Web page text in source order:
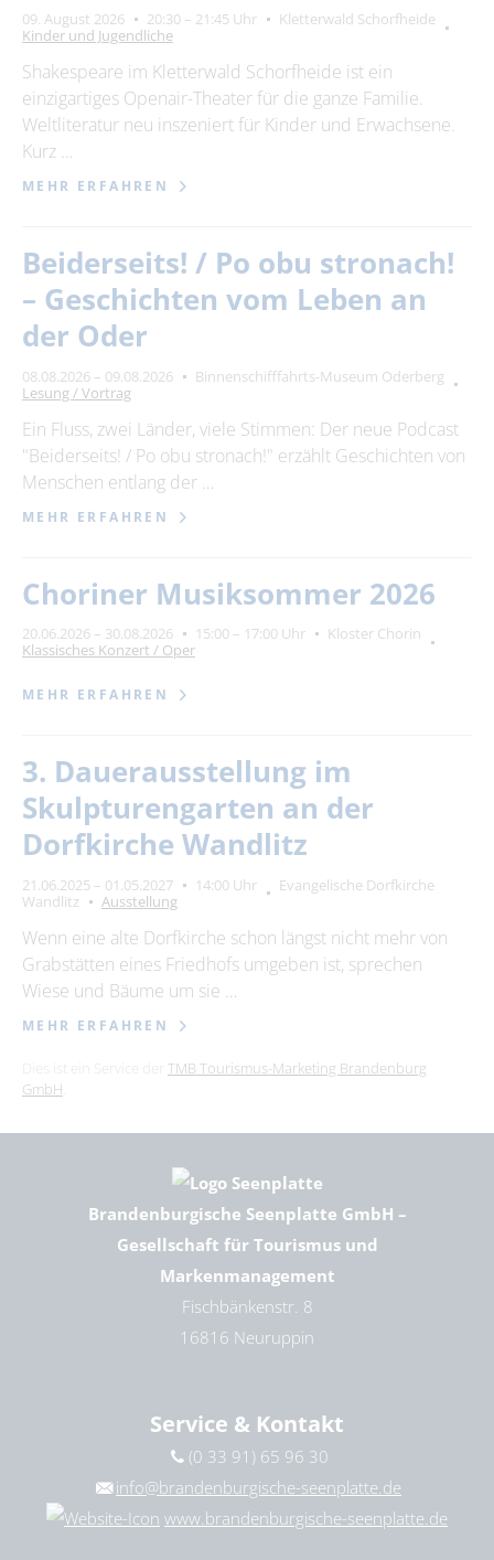
09. August 2026 20:30 – 21:45 Uhr
Kletterwald Schorfheide
Kinder und Jugendliche
Shakespeare im Kletterwald Schorfheide ist ein
einzigartiges Openair-Theater für die ganze Familie.
Weltliteratur neu inszeniert für Kinder und Erwachsene.
Kurz …
MEHR ERFAHREN
Beiderseits! / Po obu stronach!
– Geschichten vom Leben an
der Oder
08.08.2026 – 09.08.2026
Binnenschifffahrts-Museum Oderberg
Lesung / Vortrag
Ein Fluss, zwei Länder, viele Stimmen: Der neue Podcast
"Beiderseits! / Po obu stronach!" erzählt Geschichten von
Menschen entlang der …
MEHR ERFAHREN
Choriner Musiksommer 2026
20.06.2026 – 30.08.2026 15:00 – 17:00 Uhr
Kloster Chorin
Klassisches Konzert / Oper
MEHR ERFAHREN
3. Dauerausstellung im
Skulpturengarten an der
Dorfkirche Wandlitz
21.06.2025 – 01.05.2027 14:00 Uhr
Evangelische Dorfkirche
Wandlitz
Ausstellung
Wenn eine alte Dorfkirche schon längst nicht mehr von
Grabstätten eines Friedhofs umgeben ist, sprechen
Wiese und Bäume um sie …
MEHR ERFAHREN
TMB Tourismus-Marketing Brandenburg
GmbH
Brandenburgische Seenplatte GmbH –
Gesellschaft für Tourismus und
Markenmanagement
Fischbänkenstr. 8
16816 Neuruppin
Service & Kontakt
(0 33 91) 65 96 30
info@brandenburgische-seenplatte.de
www.brandenburgische-seenplatte.de